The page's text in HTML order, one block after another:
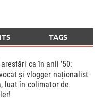
TAGS
ca în anii ’50:
și vlogger naționalist
luat în colimator de